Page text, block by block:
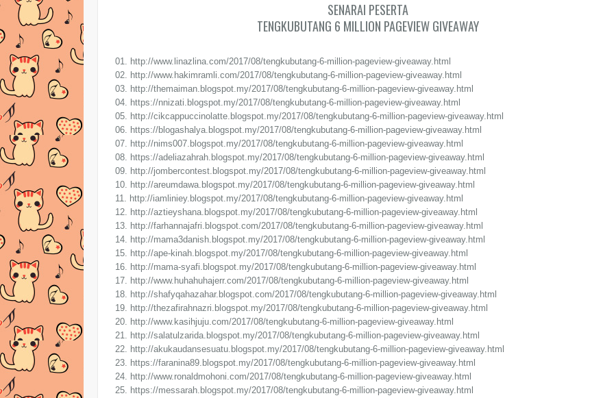
SENARAI PESERTA
TENGKUBUTANG 6 MILLION PAGEVIEW GIVEAWAY
01. http://www.linazlina.com/2017/08/tengkubutang-6-million-pageview-giveaway.html
02. http://www.hakimramli.com/2017/08/tengkubutang-6-million-pageview-giveaway.html
03. http://themaiman.blogspot.my/2017/08/tengkubutang-6-million-pageview-giveaway.html
04. https://nnizati.blogspot.my/2017/08/tengkubutang-6-million-pageview-giveaway.html
05. http://cikcappuccinolatte.blogspot.my/2017/08/tengkubutang-6-million-pageview-giveaway.html
06. https://blogashalya.blogspot.my/2017/08/tengkubutang-6-million-pageview-giveaway.html
07. http://nims007.blogspot.my/2017/08/tengkubutang-6-million-pageview-giveaway.html
08. https://adeliazahrah.blogspot.my/2017/08/tengkubutang-6-million-pageview-giveaway.html
09. http://jombercontest.blogspot.my/2017/08/tengkubutang-6-million-pageview-giveaway.html
10. http://areumdawa.blogspot.my/2017/08/tengkubutang-6-million-pageview-giveaway.html
11. http://iamliniey.blogspot.my/2017/08/tengkubutang-6-million-pageview-giveaway.html
12. http://aztieyshana.blogspot.my/2017/08/tengkubutang-6-million-pageview-giveaway.html
13. http://farhannajafri.blogspot.com/2017/08/tengkubutang-6-million-pageview-giveaway.html
14. http://mama3danish.blogspot.my/2017/08/tengkubutang-6-million-pageview-giveaway.html
15. http://ape-kinah.blogspot.my/2017/08/tengkubutang-6-million-pageview-giveaway.html
16. http://mama-syafi.blogspot.my/2017/08/tengkubutang-6-million-pageview-giveaway.html
17. http://www.huhahuhajerr.com/2017/08/tengkubutang-6-million-pageview-giveaway.html
18. http://shafyqahazahar.blogspot.com/2017/08/tengkubutang-6-million-pageview-giveaway.html
19. http://thezafirahnazri.blogspot.my/2017/08/tengkubutang-6-million-pageview-giveaway.html
20. http://www.kasihjuju.com/2017/08/tengkubutang-6-million-pageview-giveaway.html
21. http://salatulzarida.blogspot.my/2017/08/tengkubutang-6-million-pageview-giveaway.html
22. http://akukaudansesuatu.blogspot.my/2017/08/tengkubutang-6-million-pageview-giveaway.html
23. https://faranina89.blogspot.my/2017/08/tengkubutang-6-million-pageview-giveaway.html
24. http://www.ronaldmohoni.com/2017/08/tengkubutang-6-million-pageview-giveaway.html
25. https://messarah.blogspot.my/2017/08/tengkubutang-6-million-pageview-giveaway.html